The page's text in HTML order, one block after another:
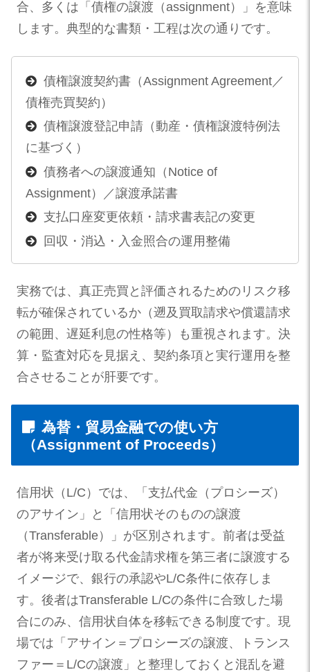
合、多くは「債権の譲渡（assignment）」を意味
します。典型的な書類・工程は次の通りです。
債権譲渡契約書（Assignment Agreement／
債権売買契約）
債権譲渡登記申請（動産・債権譲渡特例法
に基づく）
債務者への譲渡通知（Notice of
Assignment）／譲渡承諾書
支払口座変更依頼・請求書表記の変更
回収・消込・入金照合の運用整備
実務では、真正売買と評価されるためのリスク移
転が確保されているか（遡及買取請求や償還請求
の範囲、遅延利息の性格等）も重視されます。決
算・監査対応を見据え、契約条項と実行運用を整
合させることが肝要です。
為替・貿易金融での使い方
（Assignment of Proceeds）
信用状（L/C）では、「支払代金（プロシーズ）
のアサイン」と「信用状そのものの譲渡
（Transferable）」が区別されます。前者は受益
者が将来受け取る代金請求権を第三者に譲渡する
イメージで、銀行の承認やL/C条件に依存しま
す。後者はTransferable L/Cの条件に合致した場
合にのみ、信用状自体を移転できる制度です。現
場では「アサイン＝プロシーズの譲渡、トランス
ファー＝L/Cの譲渡」と整理しておくと混乱を避